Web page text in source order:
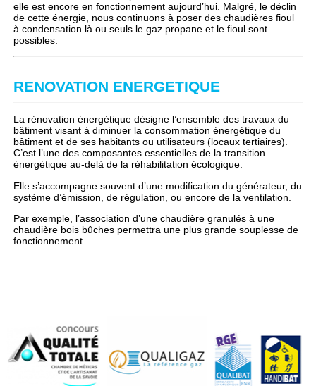
elle est encore en fonctionnement aujourd’hui. Malgré, le déclin
de cette énergie, nous continuons à poser des chaudières fioul
à condensation là ou seuls le gaz propane et le fioul sont
possibles.
RENOVATION ENERGETIQUE
La rénovation énergétique désigne l’ensemble des travaux du
bâtiment visant à diminuer la consommation énergétique du
bâtiment et de ses habitants ou utilisateurs (locaux tertiaires).
C’est l’une des composantes essentielles de la transition
énergétique au-delà de la réhabilitation écologique.
Elle s’accompagne souvent d’une modification du générateur, du
système d’émission, de régulation, ou encore de la ventilation.
Par exemple, l’association d’une chaudière granulés à une
chaudière bois bûches permettra une plus grande souplesse de
fonctionnement.